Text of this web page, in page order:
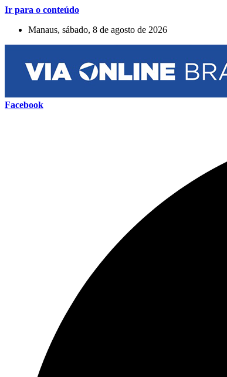
Ir para o conteúdo
Manaus, sábado, 8 de agosto de 2026
Facebook